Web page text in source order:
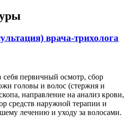
врача-трихолога
первичный осмотр, сбор
головы и волос (стержня и
направление на анализ крови,
средств наружной терапии и
лечению и уходу за волосами.